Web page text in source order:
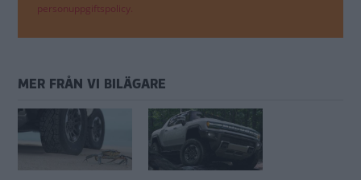
personuppgiftspolicy.
MER FRÅN VI BILÄGARE